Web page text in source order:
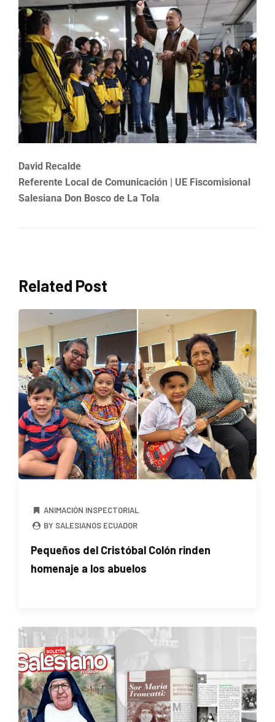
David Recalde
Referente Local de Comunicación | UE Fiscomisional
Salesiana Don Bosco de La Tola
Related Post
ANIMACIÓN INSPECTORIAL
BY SALESIANOS ECUADOR
Pequeños del Cristóbal Colón rinden
homenaje a los abuelos